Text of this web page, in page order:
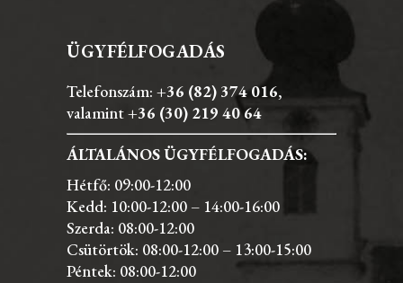
ÜGYFÉLFOGADÁS
Telefonszám: +36 (82) 374 016,
valamint+36 (30) 219 40 64
ÁLTALÁNOS ÜGYFÉLFOGADÁS:
Hétfő: 09:00-12:00
Kedd: 10:00-12:00 – 14:00-16:00
Szerda: 08:00-12:00
Csütörtök: 08:00-12:00 – 13:00-15:00
Péntek: 08:00-12:00